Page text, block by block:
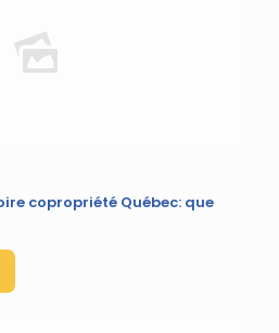
copropriété Québec: que